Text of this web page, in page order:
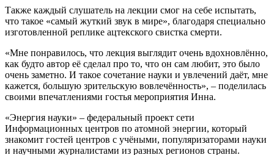
Также каждый слушатель на лекции смог на себе испытать,
что такое «самый жуткий звук в мире», благодаря специально
изготовленной реплике ацтекского свистка смерти.
«Мне понравилось, что лекция выглядит очень вдохновлённо,
как будто автор её сделал про то, что он сам любит, это было
очень заметно. И такое сочетание науки и увлечений даёт, мне
кажется, большую зрительскую вовлечённость», – поделилась
своими впечатлениями гостья мероприятия Инна.
«Энергия науки» – федеральный проект сети
Информационных центров по атомной энергии, который
знакомит гостей центров с учёными, популяризаторами науки
и научными журналистами из разных регионов страны.